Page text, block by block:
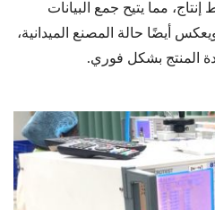
مما يتيح جمع البيانات
أيضًا حالة المصنع الميدانية،
المنتج بشكل فوري.